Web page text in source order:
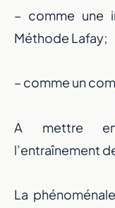
– comme une
Méthode Lafay;
– comme un
A mettre
l’entraînement
La